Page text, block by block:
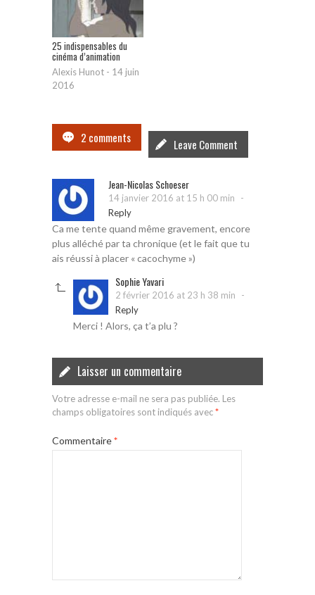
25 indispensables du
cinéma d’animation
Alexis Hunot - 14 juin
2016
2 comments Leave Comment
Jean-Nicolas Schoeser
14 janvier 2016 at 15 h 00 min -
Reply
Ca me tente quand même gravement, encore
plus alléché par ta chronique (et le fait que tu
ais réussi à placer « cacochyme »)
Sophie Yavari
2 février 2016 at 23 h 38 min -
Reply
Merci ! Alors, ça t’a plu ?
Laisser un commentaire
Votre adresse e-mail ne sera pas publiée. Les
champs obligatoires sont indiqués avec*
Commentaire*